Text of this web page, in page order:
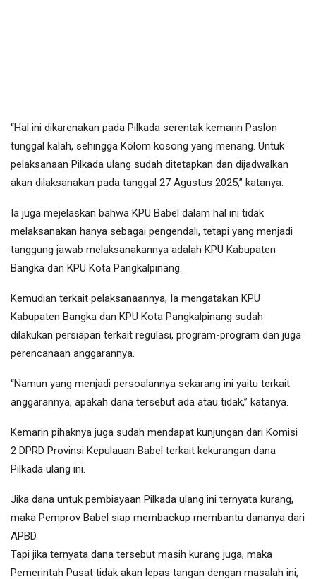
“Hal ini dikarenakan pada Pilkada serentak kemarin Paslon
tunggal kalah, sehingga Kolom kosong yang menang. Untuk
pelaksanaan Pilkada ulang sudah ditetapkan dan dijadwalkan
akan dilaksanakan pada tanggal 27 Agustus 2025,” katanya.
Ia juga mejelaskan bahwa KPU Babel dalam hal ini tidak
melaksanakan hanya sebagai pengendali, tetapi yang menjadi
tanggung jawab melaksanakannya adalah KPU Kabupaten
Bangka dan KPU Kota Pangkalpinang.
Kemudian terkait pelaksanaannya, Ia mengatakan KPU
Kabupaten Bangka dan KPU Kota Pangkalpinang sudah
dilakukan persiapan terkait regulasi, program-program dan juga
perencanaan anggarannya.
“Namun yang menjadi persoalannya sekarang ini yaitu terkait
anggarannya, apakah dana tersebut ada atau tidak,” katanya.
Kemarin pihaknya juga sudah mendapat kunjungan dari Komisi
2 DPRD Provinsi Kepulauan Babel terkait kekurangan dana
Pilkada ulang ini.
Jika dana untuk pembiayaan Pilkada ulang ini ternyata kurang,
maka Pemprov Babel siap membackup membantu dananya dari
APBD.
Tapi jika ternyata dana tersebut masih kurang juga, maka
Pemerintah Pusat tidak akan lepas tangan dengan masalah ini,